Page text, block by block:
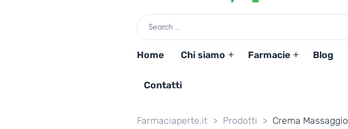
dei
Servizi
Home Chi siamo Farmacie Blog
Contatti
Farmaciaperte.it > Prodotti > Crema